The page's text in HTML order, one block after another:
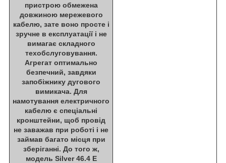
пристрою обмежена
довжиною мережевого
кабелю, зате воно просте і
зручне в експлуатації і не
вимагає складного
техобслуговування.
Агрегат оптимально
безпечний, завдяки
запобіжнику дугового
вимикача. Для
намотування електричного
кабелю є спеціальні
кронштейни, щоб провід
не заважав при роботі і не
займав багато місця при
зберіганні. До того ж,
модель Silver 46.4 E